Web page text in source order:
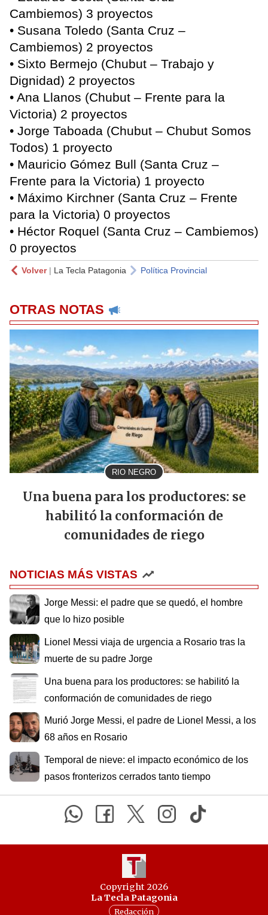
Cambiemos) 3 proyectos
• Susana Toledo (Santa Cruz –
Cambiemos) 2 proyectos
• Sixto Bermejo (Chubut – Trabajo y
Dignidad) 2 proyectos
• Ana Llanos (Chubut – Frente para la
Victoria) 2 proyectos
• Jorge Taboada (Chubut – Chubut Somos
Todos) 1 proyecto
• Mauricio Gómez Bull (Santa Cruz –
Frente para la Victoria) 1 proyecto
• Máximo Kirchner (Santa Cruz – Frente
para la Victoria) 0 proyectos
• Héctor Roquel (Santa Cruz – Cambiemos)
0 proyectos
Volver| La Tecla Patagonia Política Provincial
OTRAS NOTAS
RIO NEGRO
Una buena para los productores: se
habilitó la conformación de
comunidades de riego
NOTICIAS MÁS VISTAS
Jorge Messi: el padre que se quedó, el hombre
que lo hizo posible
Lionel Messi viaja de urgencia a Rosario tras la
muerte de su padre Jorge
Una buena para los productores: se habilitó la
conformación de comunidades de riego
Murió Jorge Messi, el padre de Lionel Messi, a los
68 años en Rosario
Temporal de nieve: el impacto económico de los
pasos fronterizos cerrados tanto tiempo
Copyright 2026
La Tecla Patagonia
Redacción